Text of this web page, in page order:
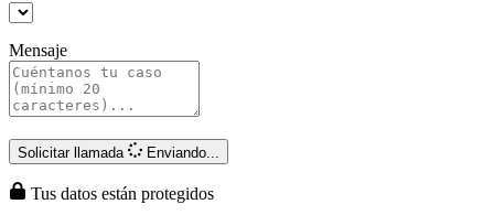
Mensaje
Solicitar llamada Enviando...
Tus datos están protegidos